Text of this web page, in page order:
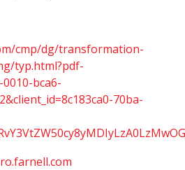
cmp/dg/transformation-
typ.html?pdf-
bca6-
70ba-
ro.farnell.com